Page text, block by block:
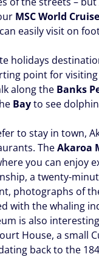
MSC World Cruise
easily visit on
holidays
point for
along the Banks
Bayto see
to stay in town,
TheAkaroa
you can enjoy
a twenty-
photographs of
with the whaling
is also
House, a small
back to the